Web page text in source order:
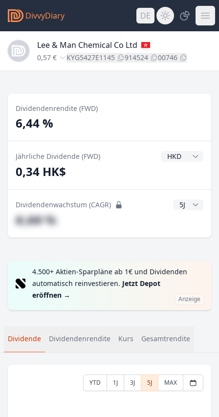
DivvyDiary DE
Lee & Man Chemical Co Ltd
0,57 € KYG5427E1145 914524 00746
Dividendenrendite (FWD)
6,44 %
Jährliche Dividende (FWD)
0,34 HK$
Dividendenwachstum (CAGR) CAGR Jahre
#,## %
4.500+ Aktien-Sparpläne ab 1€ und Dividenden
automatisch reinvestieren. Jetzt Depot
eröffnen → Anzeige
Dividende Dividendenrendite Kurs Gesamtrendite
YTD 1J 3J 5J MAX